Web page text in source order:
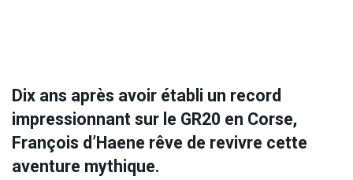
Dix ans après avoir établi un record
impressionnant sur le GR20 en Corse,
François d’Haene rêve de revivre cette
aventure mythique.